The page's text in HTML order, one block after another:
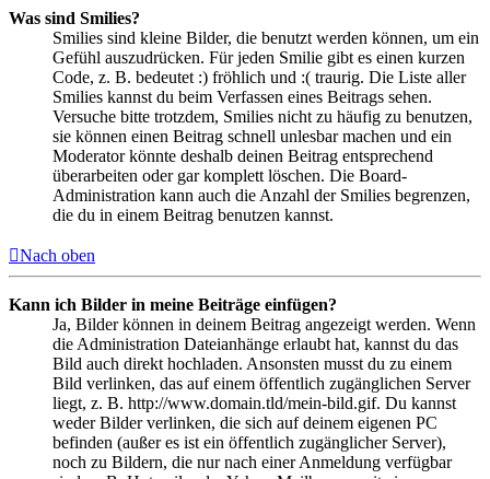
Was sind Smilies?
Smilies sind kleine Bilder, die benutzt werden können, um ein
Gefühl auszudrücken. Für jeden Smilie gibt es einen kurzen
Code, z. B. bedeutet :) fröhlich und :( traurig. Die Liste aller
Smilies kannst du beim Verfassen eines Beitrags sehen.
Versuche bitte trotzdem, Smilies nicht zu häufig zu benutzen,
sie können einen Beitrag schnell unlesbar machen und ein
Moderator könnte deshalb deinen Beitrag entsprechend
überarbeiten oder gar komplett löschen. Die Board-
Administration kann auch die Anzahl der Smilies begrenzen,
die du in einem Beitrag benutzen kannst.
Nach oben
Kann ich Bilder in meine Beiträge einfügen?
Ja, Bilder können in deinem Beitrag angezeigt werden. Wenn
die Administration Dateianhänge erlaubt hat, kannst du das
Bild auch direkt hochladen. Ansonsten musst du zu einem
Bild verlinken, das auf einem öffentlich zugänglichen Server
liegt, z. B. http://www.domain.tld/mein-bild.gif. Du kannst
weder Bilder verlinken, die sich auf deinem eigenen PC
befinden (außer es ist ein öffentlich zugänglicher Server),
noch zu Bildern, die nur nach einer Anmeldung verfügbar